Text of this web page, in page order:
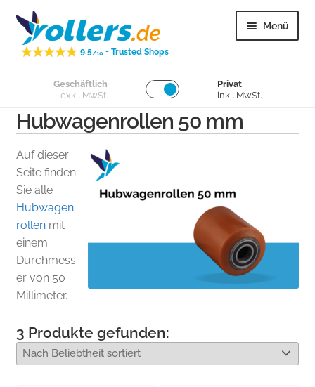
Zur
Navigation
springen
Zum
Inhalt
springen
9.5/10 - Trusted Shops
Menü
Lenkrollen
Bockrollen
Lose Räder
Überige
Kundenservice
Geschäftlich
exkl. MwSt.
Privat
inkl. MwSt.
Hubwagenrollen 50 mm
Auf dieser
Seite finden
Sie alle
Hubwagen
rollenmit
einem
Durchmess
er von 50
Millimeter.
3 Produkte gefunden: